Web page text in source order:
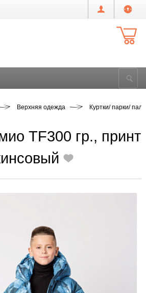
Верхняя одежда Куртки/ парки/
TF300 гр., принт